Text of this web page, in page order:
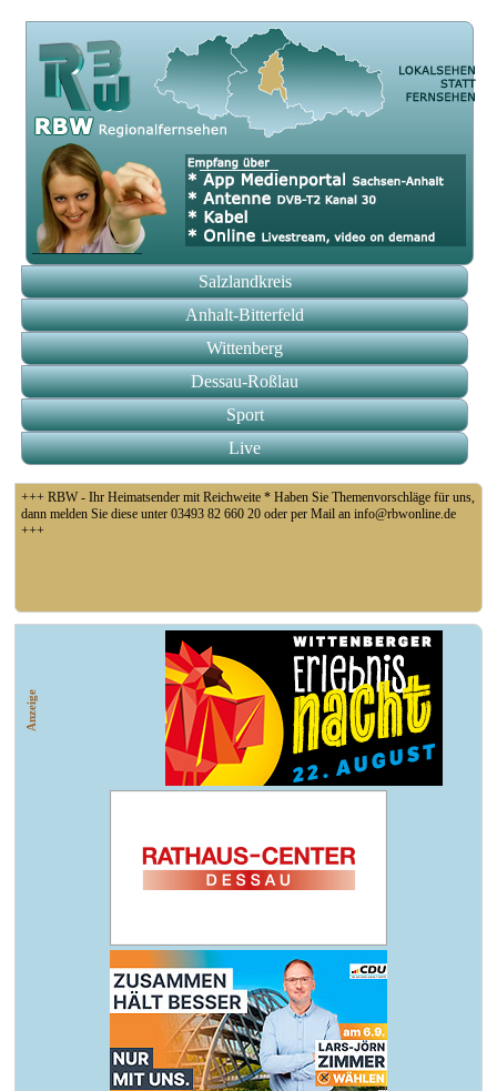
Salzlandkreis
Anhalt-Bitterfeld
Wittenberg
Dessau-Roßlau
Sport
Live
+++ RBW - Ihr Heimatsender mit Reichweite * Haben Sie Themenvorschläge für uns,
dann melden Sie diese unter 03493 82 660 20 oder per Mail an info@rbwonline.de
+++
+++ Fußball Oberliga Süd 1. Spieltag: SG Union Sandersdorf - VfB 1921 Krieschow,
Anzeige